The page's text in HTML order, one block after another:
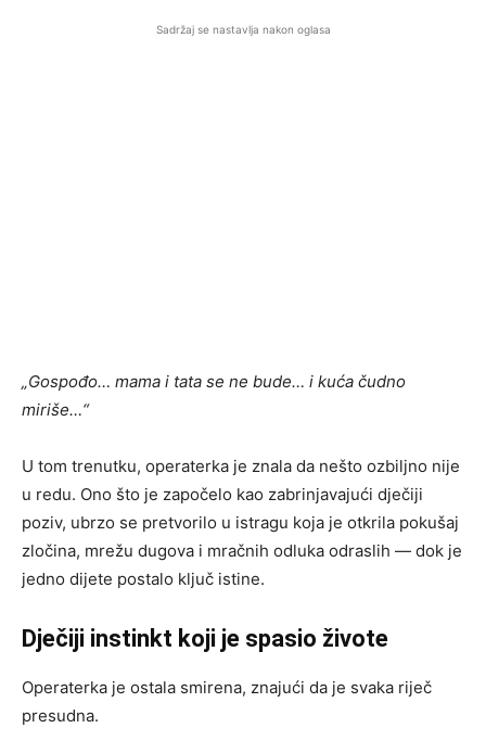
Sadržaj se nastavlja nakon oglasa
„Gospođo… mama i tata se ne bude… i kuća čudno
miriše…“
U tom trenutku, operaterka je znala da nešto ozbiljno nije
u redu. Ono što je započelo kao zabrinjavajući dječiji
poziv, ubrzo se pretvorilo u istragu koja je otkrila pokušaj
zločina, mrežu dugova i mračnih odluka odraslih — dok je
jedno dijete postalo ključ istine.
Dječiji instinkt koji je spasio živote
Operaterka je ostala smirena, znajući da je svaka riječ
presudna.